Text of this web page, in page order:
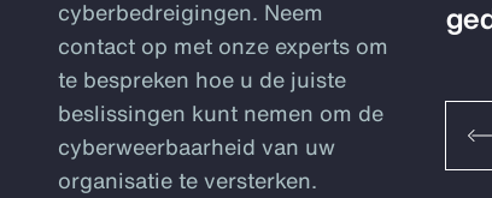
cyberbedreigingen. Neem
contact op met onze experts om
te bespreken hoe u de juiste
beslissingen kunt nemen om de
cyberweerbaarheid van uw
organisatie te versterken.